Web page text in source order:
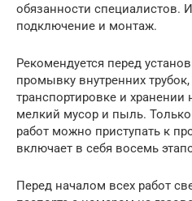
обязанности специалистов.
подключение и монтаж.
Рекомендуется перед
промывку внутренних
транспортировке и хранении
мелкий мусор и пыль.
работ можно приступать к
включает в себя восемь
Перед началом всех работ